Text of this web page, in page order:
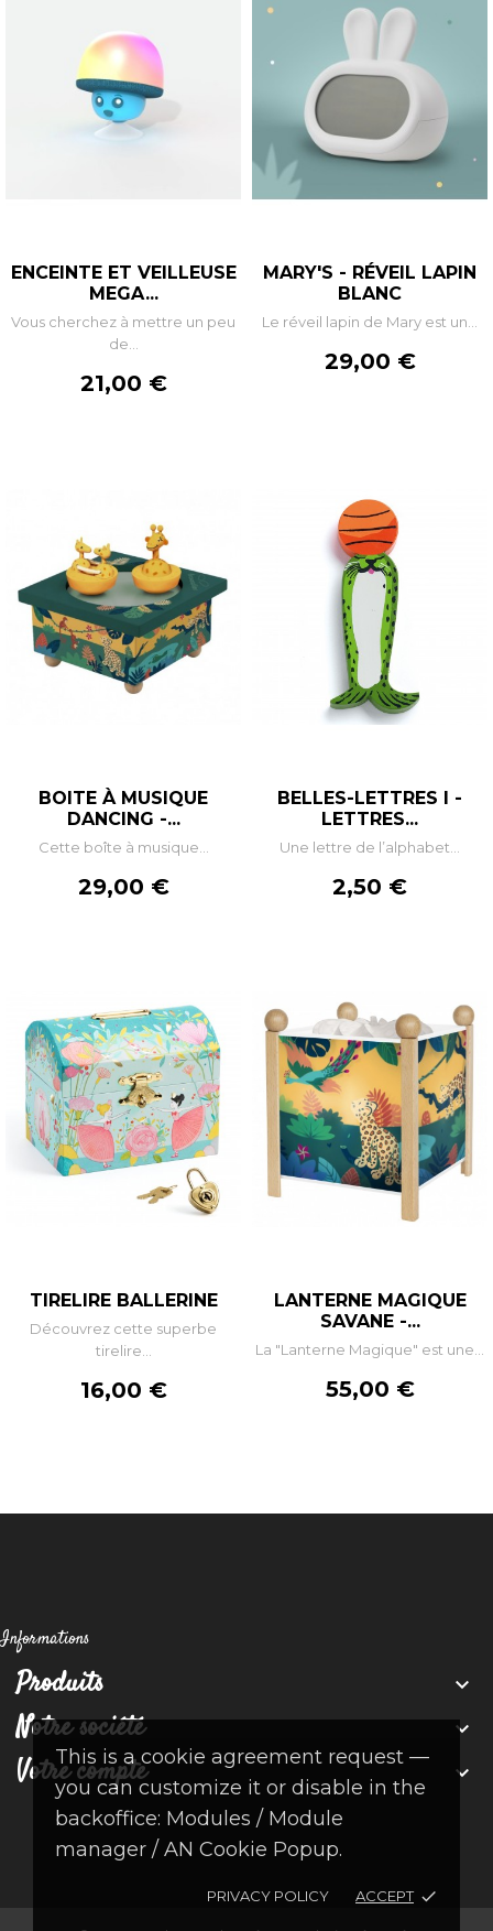
This is a cookie agreement request —
you can customize it or disable in the
backoffice: Modules / Module
manager / AN Cookie Popup.
PRIVACY POLICY ACCEPT done
ENCEINTE ET VEILLEUSE
MEGA...
Vous cherchez à mettre un peu
de...
Prix
21,00 €
MARY'S - RÉVEIL LAPIN
BLANC
Le réveil lapin de Mary est un...
Prix
29,00 €
BOITE À MUSIQUE
DANCING -...
Cette boîte à musique...
Prix
29,00 €
BELLES-LETTRES I -
LETTRES...
Une lettre de l’alphabet...
Prix
2,50 €
TIRELIRE BALLERINE
Découvrez cette superbe
tirelire...
Prix
16,00 €
LANTERNE MAGIQUE
SAVANE -...
La "Lanterne Magique" est une...
Prix
55,00 €
Informations
Produits 
Notre société 
Votre compte 